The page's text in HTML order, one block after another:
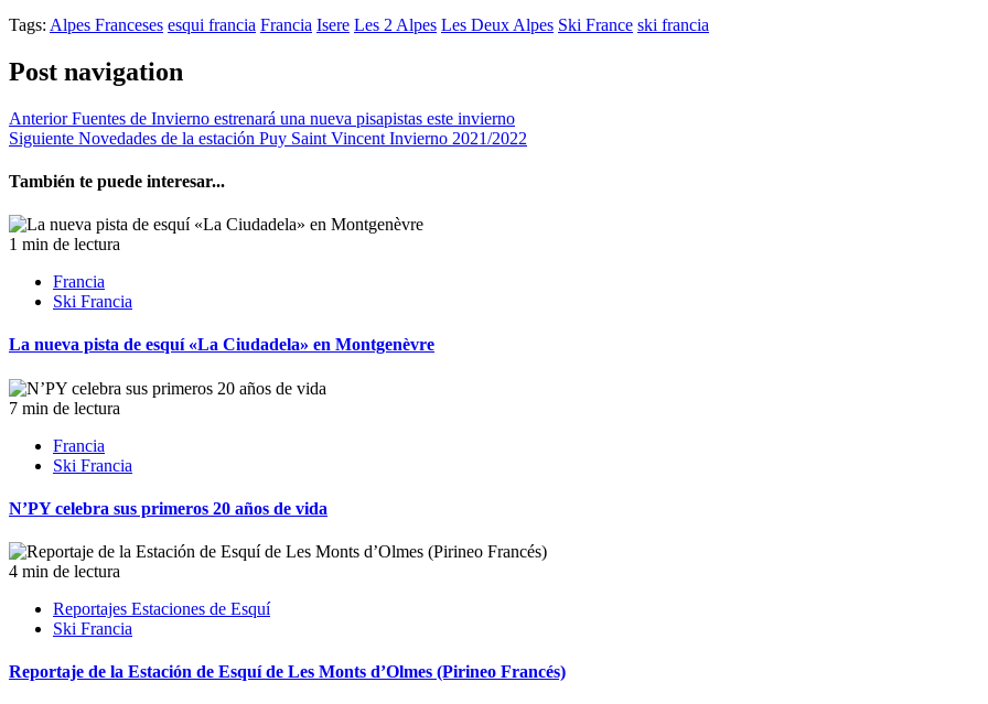
Tags: Alpes Franceses esqui francia Francia Isere Les 2 Alpes Les Deux Alpes Ski France ski francia
Post navigation
AnteriorFuentes de Invierno estrenará una nueva pisapistas este invierno
Siguiente Novedades de la estación Puy Saint Vincent Invierno 2021/2022
También te puede interesar...
1 min de lectura
Francia
Ski Francia
La nueva pista de esquí «La Ciudadela» en Montgenèvre
7 min de lectura
Francia
Ski Francia
N’PY celebra sus primeros 20 años de vida
4 min de lectura
Reportajes Estaciones de Esquí
Ski Francia
Reportaje de la Estación de Esquí de Les Monts d’Olmes (Pirineo Francés)